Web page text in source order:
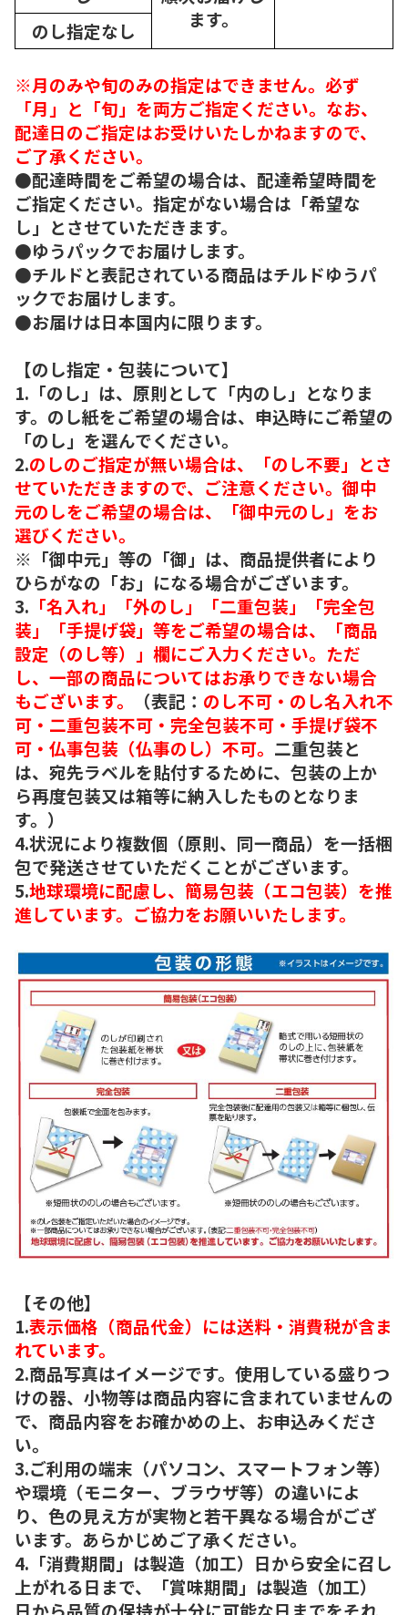
ます。
のし指定なし
※月のみや旬のみの指定はできません。必ず
「月」と「旬」を両方ご指定ください。なお、
配達日のご指定はお受けいたしかねますので、
ご了承ください。
●配達時間をご希望の場合は、配達希望時間を
ご指定ください。指定がない場合は「希望な
し」とさせていただきます。
●ゆうパックでお届けします。
●チルドと表記されている商品はチルドゆうパ
ックでお届けします。
●お届けは日本国内に限ります。
【のし指定・包装について】
1.「のし」は、原則として「内のし」となりま
す。のし紙をご希望の場合は、申込時にご希望の
「のし」を選んでください。
2.のしのご指定が無い場合は、「のし不要」とさ
せていただきますので、ご注意ください。御中
元のしをご希望の場合は、「御中元のし」をお
選びください。
※「御中元」等の「御」は、商品提供者により
ひらがなの「お」になる場合がございます。
3. 「名入れ」「外のし」「二重包装」「完全包
装」「手提げ袋」等をご希望の場合は、「商品
設定（のし等）」欄にご入力ください。ただ
し、一部の商品についてはお承りできない場合
もございます。
（表記： のし不可・のし名入れ不
可・二重包装不可・完全包装不可・手提げ袋不
可・仏事包装（仏事のし）不可。 二重包装と
は、宛先ラベルを貼付するために、包装の上か
ら再度包装又は箱等に納入したものとなりま
す。）
4.状況により複数個（原則、同一商品）を一括梱
包で発送させていただくことがございます。
5.地球環境に配慮し、簡易包装（エコ包装）を推
進しています。ご協力をお願いいたします。
【その他】
1.表示価格（商品代金）には送料・消費税が含ま
れています。
2.商品写真はイメージです。使用している盛りつ
けの器、小物等は商品内容に含まれていませんの
で、商品内容をお確かめの上、お申込みくださ
い。
3.ご利用の端末（パソコン、スマートフォン等）
や環境（モニター、ブラウザ等）の違いによ
り、色の見え方が実物と若干異なる場合がござ
います。あらかじめご了承ください。
4.「消費期間」は製造（加工）日から安全に召し
上がれる日まで、「賞味期間」は製造（加工）